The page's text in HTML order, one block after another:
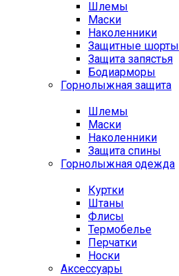
Шлемы
Маски
Наколенники
Защитные шорты
Защита запястья
Бодиарморы
Горнолыжная защита
Шлемы
Маски
Наколенники
Защита спины
Горнолыжная одежда
Куртки
Штаны
Флисы
Термобелье
Перчатки
Носки
Аксессуары